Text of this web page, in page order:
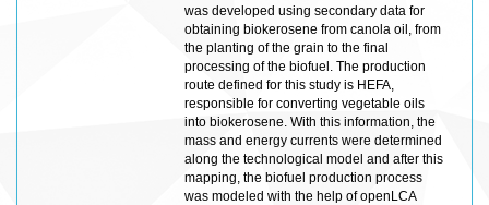
was developed using secondary data for
obtaining biokerosene from canola oil, from
the planting of the grain to the final
processing of the biofuel. The production
route defined for this study is HEFA,
responsible for converting vegetable oils
into biokerosene. With this information, the
mass and energy currents were determined
along the technological model and after this
mapping, the biofuel production process
was modeled with the help of openLCA